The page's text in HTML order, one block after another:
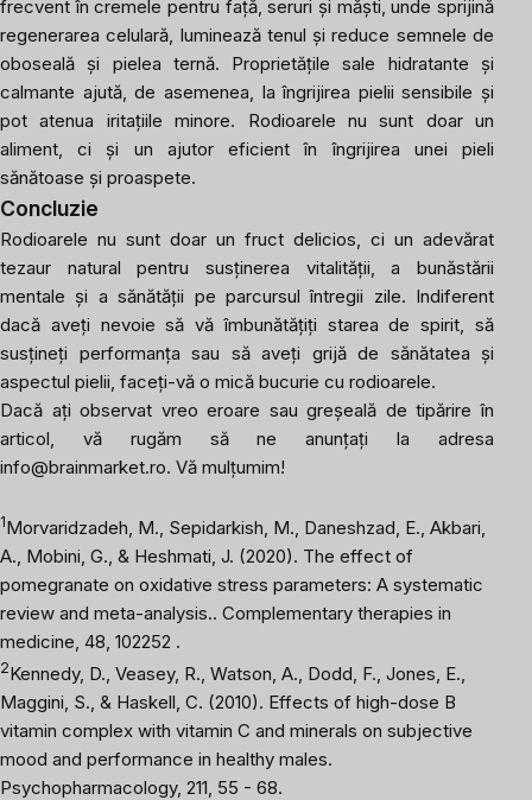
frecvent în cremele pentru față, seruri și măști, unde sprijină
regenerarea celulară, luminează tenul și reduce semnele de
oboseală și pielea ternă. Proprietățile sale hidratante și
calmante ajută, de asemenea, la îngrijirea pielii sensibile și
pot atenua iritațiile minore. Rodioarele nu sunt doar un
aliment, ci și un ajutor eficient în îngrijirea unei pieli
sănătoase și proaspete.
Concluzie
Rodioarele nu sunt doar un fruct delicios, ci un adevărat
tezaur natural pentru susținerea vitalității, a bunăstării
mentale și a sănătății pe parcursul întregii zile. Indiferent
dacă aveți nevoie să vă îmbunătățiți starea de spirit, să
susțineți performanța sau să aveți grijă de sănătatea și
aspectul pielii, faceți-vă o mică bucurie cu rodioarele.
Dacă ați observat vreo eroare sau greșeală de tipărire în
articol, vă rugăm să ne anunțați la adresa
info@brainmarket.ro. Vă mulțumim!
1Morvaridzadeh, M., Sepidarkish, M., Daneshzad, E., Akbari,
A., Mobini, G., & Heshmati, J. (2020). The effect of
pomegranate on oxidative stress parameters: A systematic
review and meta-analysis.. Complementary therapies in
medicine , 48, 102252 .
2Kennedy, D., Veasey, R., Watson, A., Dodd, F., Jones, E.,
Maggini, S., & Haskell, C. (2010). Effects of high-dose B
vitamin complex with vitamin C and minerals on subjective
mood and performance in healthy males.
Psychopharmacology, 211, 55 - 68.